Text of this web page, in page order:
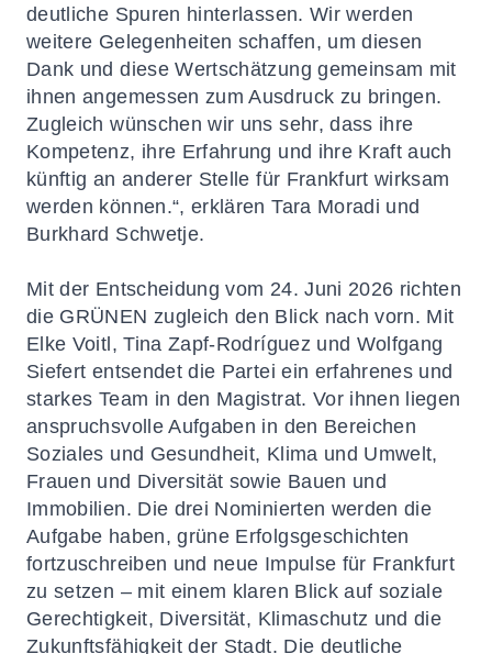
deutliche Spuren hinterlassen. Wir werden
weitere Gelegenheiten schaffen, um diesen
Dank und diese Wertschätzung gemeinsam mit
ihnen angemessen zum Ausdruck zu bringen.
Zugleich wünschen wir uns sehr, dass ihre
Kompetenz, ihre Erfahrung und ihre Kraft auch
künftig an anderer Stelle für Frankfurt wirksam
werden können.“, erklären Tara Moradi und
Burkhard Schwetje.
Mit der Entscheidung vom 24. Juni 2026 richten
die GRÜNEN zugleich den Blick nach vorn. Mit
Elke Voitl, Tina Zapf-Rodríguez und Wolfgang
Siefert entsendet die Partei ein erfahrenes und
starkes Team in den Magistrat. Vor ihnen liegen
anspruchsvolle Aufgaben in den Bereichen
Soziales und Gesundheit, Klima und Umwelt,
Frauen und Diversität sowie Bauen und
Immobilien. Die drei Nominierten werden die
Aufgabe haben, grüne Erfolgsgeschichten
fortzuschreiben und neue Impulse für Frankfurt
zu setzen – mit einem klaren Blick auf soziale
Gerechtigkeit, Diversität, Klimaschutz und die
Zukunftsfähigkeit der Stadt. Die deutliche